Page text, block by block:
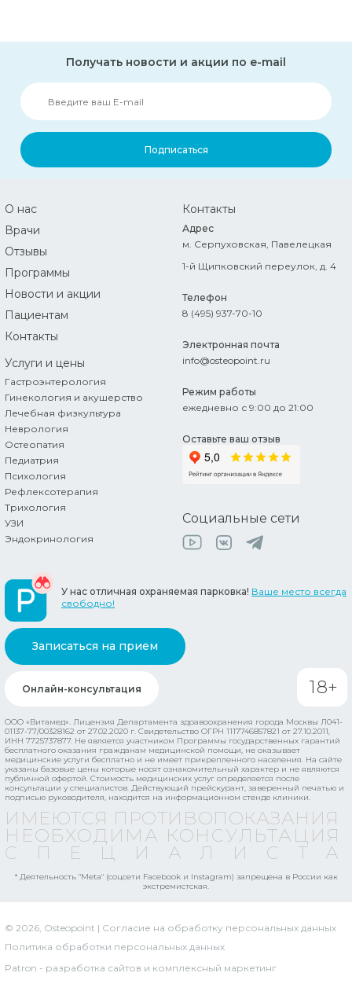
Получать новости и акции по e-mail
Подписаться
О нас
Врачи
Отзывы
Программы
Новости и акции
Пациентам
Контакты
Услуги и цены
Гастроэнтерология
Гинекология и акушерство
Лечебная физкультура
Неврология
Остеопатия
Педиатрия
Психология
Рефлексотерапия
Трихология
УЗИ
Эндокринология
Контакты
Адрес
м. Серпуховская, Павелецкая
1-й Щипковский переулок, д. 4
Телефон
8 (495) 937-70-10
Электронная почта
info@osteopoint.ru
Режим работы
ежедневно с 9:00 до 21:00
Оставьте ваш отзыв
Социальные сети
Записаться на прием
Онлайн-консультация
У нас отличная охраняемая парковка! Ваше место всегда
свободно!
18+
ООО «Витамед». Лицензия Департамента здравоохранения города Москвы Л041-
01137-77/00328162 от 27.02.2020 г. Свидетельство ОГРН 1117746857821 от 27.10.2011,
ИНН 7725737877. Не является участником Программы государственных гарантий
бесплатного оказания гражданам медицинской помощи, не оказывает
медицинские услуги бесплатно и не имеет прикрепленного населения. На сайте
указаны базовые цены которые носят ознакомительный характер и не являются
публичной офертой. Стоимость медицинских услуг определяется после
консультации у специалистов. Действующий прейскурант, заверенный печатью и
подписью руководителя, находится на информационном стенде клиники.
ИМЕЮТСЯ ПРОТИВОПОКАЗАНИЯ
НЕОБХОДИМА КОНСУЛЬТАЦИЯ
* Деятельность "Meta" (соцсети Facebook и Instagram) запрещена в России как
экстремистская.
Patron - разработка сайтов и комплексный маркетинг
© 2026, Osteopoint | Согласие на обработку персональных данных
Политика обработки персональных данных